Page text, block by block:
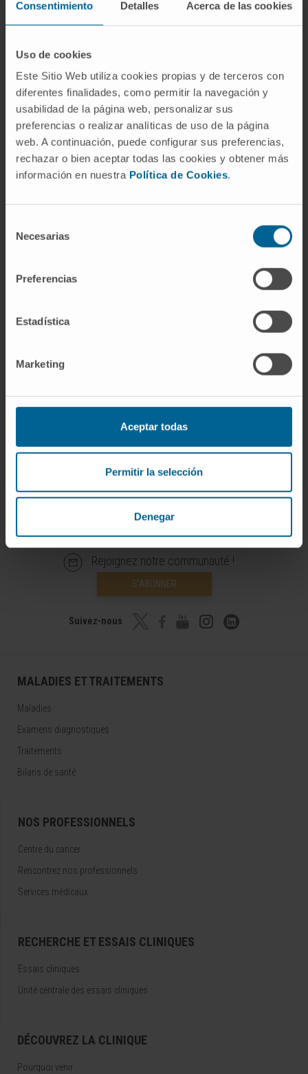
Consentimiento Detalles Acerca de las cookies
Uso de cookies
Este Sitio Web utiliza cookies propias y de terceros con
diferentes finalidades, como permitir la navegación y
usabilidad de la página web, personalizar sus
preferencias o realizar analíticas de uso de la página
web. A continuación, puede configurar sus preferencias,
rechazar o bien aceptar todas las cookies y obtener más
información en nuestra Política de Cookies.
Necesarias
Preferencias
Estadística
Marketing
Aceptar todas
Permitir la selección
Denegar
2017 et 2021.
Professeure clinicienne associée à la
Faculté de médecine de l'Universidad de
Navarra depuis 2021.
Professeure à l'Escuela Superior de
Técnicos de Navarra.
En recherche
A publié 2 articles scientifiques dans des
ORCID
Rejoignez notre communauté !
S’ABONNER
Suivez-nous
MALADIES ET TRAITEMENTS
Maladies
Examens diagnostiques
Traitements
Bilans de santé
NOS PROFESSIONNELS
Centre du cancer
Rencontrez nos professionnels
Services médicaux
RECHERCHE ET ESSAIS CLINIQUES
Essais cliniques
Unité centrale des essais cliniques
DÉCOUVREZ LA CLINIQUE
Pourquoi venir